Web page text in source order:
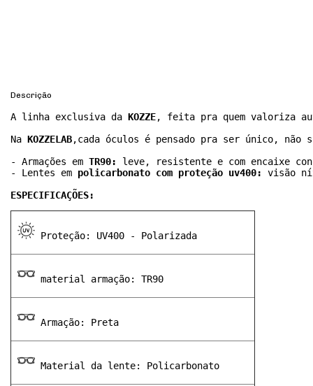
Descrição
A linha exclusiva da KOZZE, feita pra quem valoriza
Na KOZZELAB,cada óculos é pensado pra ser único,
- Armações em TR90: leve, resistente e com encaixe
- Lentes em policarbonato com proteção uv400: visão
ESPECIFICAÇÕES:
Proteção: UV400 - Polarizada
material armação: TR90
Armação: Preta
Material da lente: Policarbonato